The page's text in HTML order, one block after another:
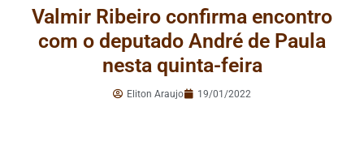
Valmir Ribeiro confirma encontro
com o deputado André de Paula
nesta quinta-feira
Eliton Araujo 19/01/2022